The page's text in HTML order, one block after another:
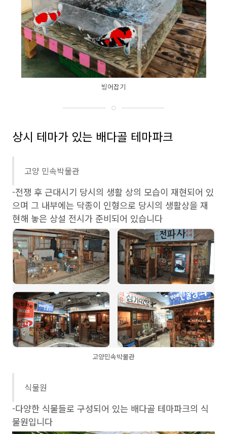
빙어잡기
상시 테마가 있는 배다골 테마파크
고양 민속박물관
-전쟁 후 근대시기 당시의 생활 상의 모습이 재현되어 있
으며 그 내부에는 닥종이 인형으로 당시의 생활상을 재
현해 놓은 상설 전시가 준비되어 있습니다
고양민속박물관
식물원
-다양한 식물들로 구성되어 있는 배다골 테마파크의 식
물원입니다